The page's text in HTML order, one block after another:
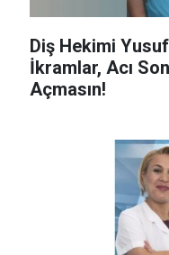
Diş Hekimi Yusuf
İkramlar, Acı
Açmasın!